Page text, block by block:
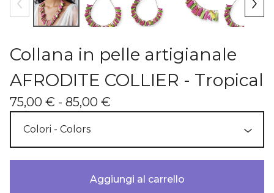
Collana in pelle artigianale
AFRODITE COLLIER - Tropical
75,00 € - 85,00 €
Aggiungi al carrello